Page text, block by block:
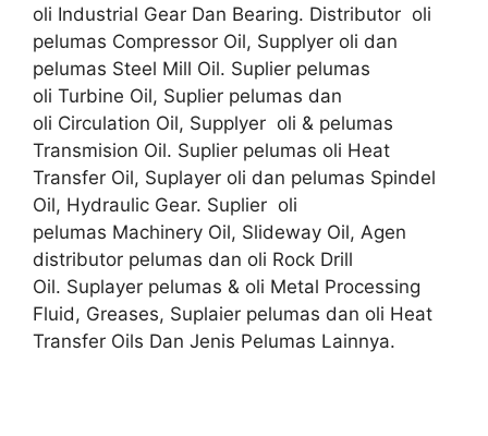
oli Industrial Gear Dan Bearing. Distributor oli
pelumas Compressor Oil, Supplyer oli dan
pelumas Steel Mill Oil. Suplier pelumas
oli Turbine Oil, Suplier pelumas dan
oli Circulation Oil, Supplyer oli & pelumas
Transmision Oil. Suplier pelumas oli Heat
Transfer Oil, Suplayer oli dan pelumas Spindel
Oil, Hydraulic Gear. Suplier oli
pelumas Machinery Oil, Slideway Oil, Agen
distributor pelumas dan oli Rock Drill
Oil. Suplayer pelumas & oli Metal Processing
Fluid, Greases, Suplaier pelumas dan oli Heat
Transfer Oils Dan Jenis Pelumas Lainnya.